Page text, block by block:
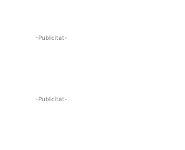
-Publicitat-
-Publicitat-